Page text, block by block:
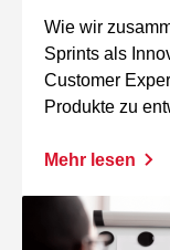
Wie wir
Sprints als
Customer
Produkte zu
Mehr lesen